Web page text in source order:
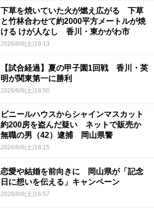
下草を焼いていた火が燃え広がる 下草
と竹林合わせて約2000平方メートルが焼
ける けが人なし 香川・東かがわ市
2026/8/8(土)19:13
【試合経過】夏の甲子園1回戦 香川・英
明が関東第一に勝利
2026/8/8(土)18:50
ビニールハウスからシャインマスカット
約200房を盗んだ疑い ネットで販売か
無職の男（42）逮捕 岡山県警
2026/8/8(土)18:15
恋愛や結婚を前向きに 岡山県が「記念
日に想いを伝える」キャンペーン
2026/8/8(土)16:57